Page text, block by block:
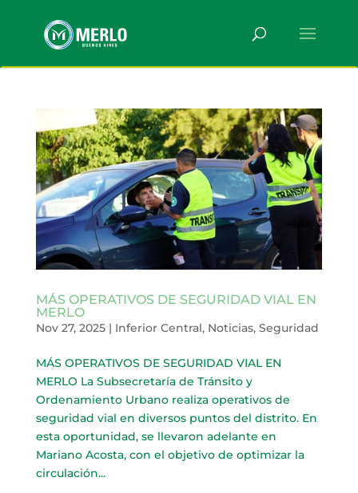
MÁS OPERATIVOS DE SEGURIDAD VIAL EN
MERLO
Nov 27, 2025| Inferior Central, Noticias, Seguridad
MÁS OPERATIVOS DE SEGURIDAD VIAL EN
MERLO La Subsecretaría de Tránsito y
Ordenamiento Urbano realiza operativos de
seguridad vial en diversos puntos del distrito. En
esta oportunidad, se llevaron adelante en
Mariano Acosta, con el objetivo de optimizar la
circulación...